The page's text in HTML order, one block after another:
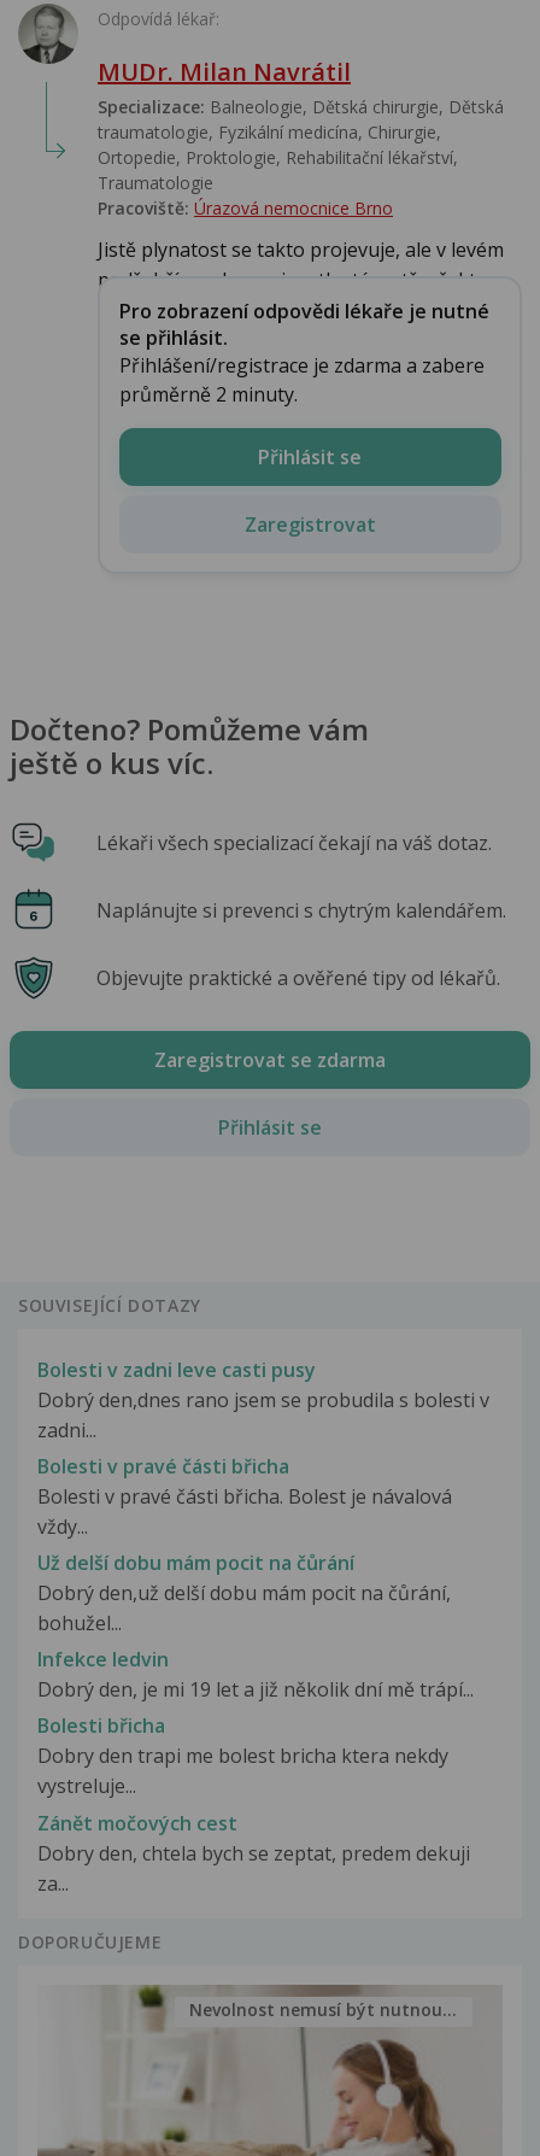
Odpovídá lékař:
MUDr. Milan Navrátil
Specializace: Balneologie, Dětská chirurgie, Dětská
traumatologie, Fyzikální medicína, Chirurgie,
Ortopedie, Proktologie, Rehabilitační lékařství‎,
Traumatologie
Pracoviště: Úrazová nemocnice Brno
Jistě plynatost se takto projevuje, ale v levém
podžebří a nakonec i na tlustém střevě, kte...
Pro zobrazení odpovědi lékaře je nutné
se přihlásit.
Přihlášení/registrace je zdarma a zabere
průměrně 2 minuty.
Přihlásit se
Zaregistrovat
Dočteno? Pomůžeme vám
ještě o kus víc.
Lékaři všech specializací čekají na váš dotaz.
Naplánujte si prevenci s chytrým kalendářem.
Objevujte praktické a ověřené tipy od lékařů.
Zaregistrovat se zdarma
Přihlásit se
SOUVISEJÍCÍ DOTAZY
Bolesti v zadni leve casti pusy
Dobrý den,dnes rano jsem se probudila s bolesti v
zadni...
Bolesti v pravé části břicha
Bolesti v pravé části břicha. Bolest je návalová
vždy...
Už delší dobu mám pocit na čůrání
Dobrý den,už delší dobu mám pocit na čůrání,
bohužel...
Infekce ledvin
Dobrý den, je mi 19 let a již několik dní mě trápí...
Bolesti břicha
Dobry den trapi me bolest bricha ktera nekdy
vystreluje...
Zánět močových cest
Dobry den, chtela bych se zeptat, predem dekuji
za...
DOPORUČUJEME
Nevolnost nemusí být nutnou...